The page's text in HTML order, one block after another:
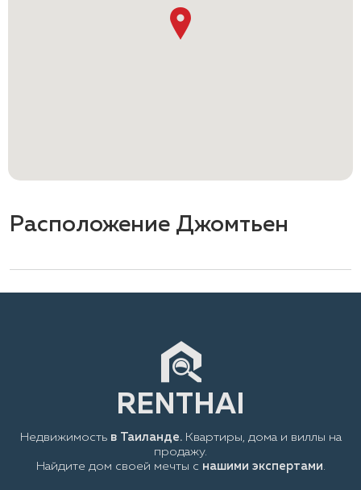
Расположение Джомтьен
Недвижимость в Таиланде.Квартиры, дома и виллы на
продажу.
Найдите дом своей мечты с нашими экспертами